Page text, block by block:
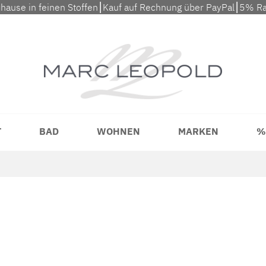
in feinen Stoffen⎮Kauf auf Rechnung über PayPal⎮5%
BAD WOHNEN MARKEN